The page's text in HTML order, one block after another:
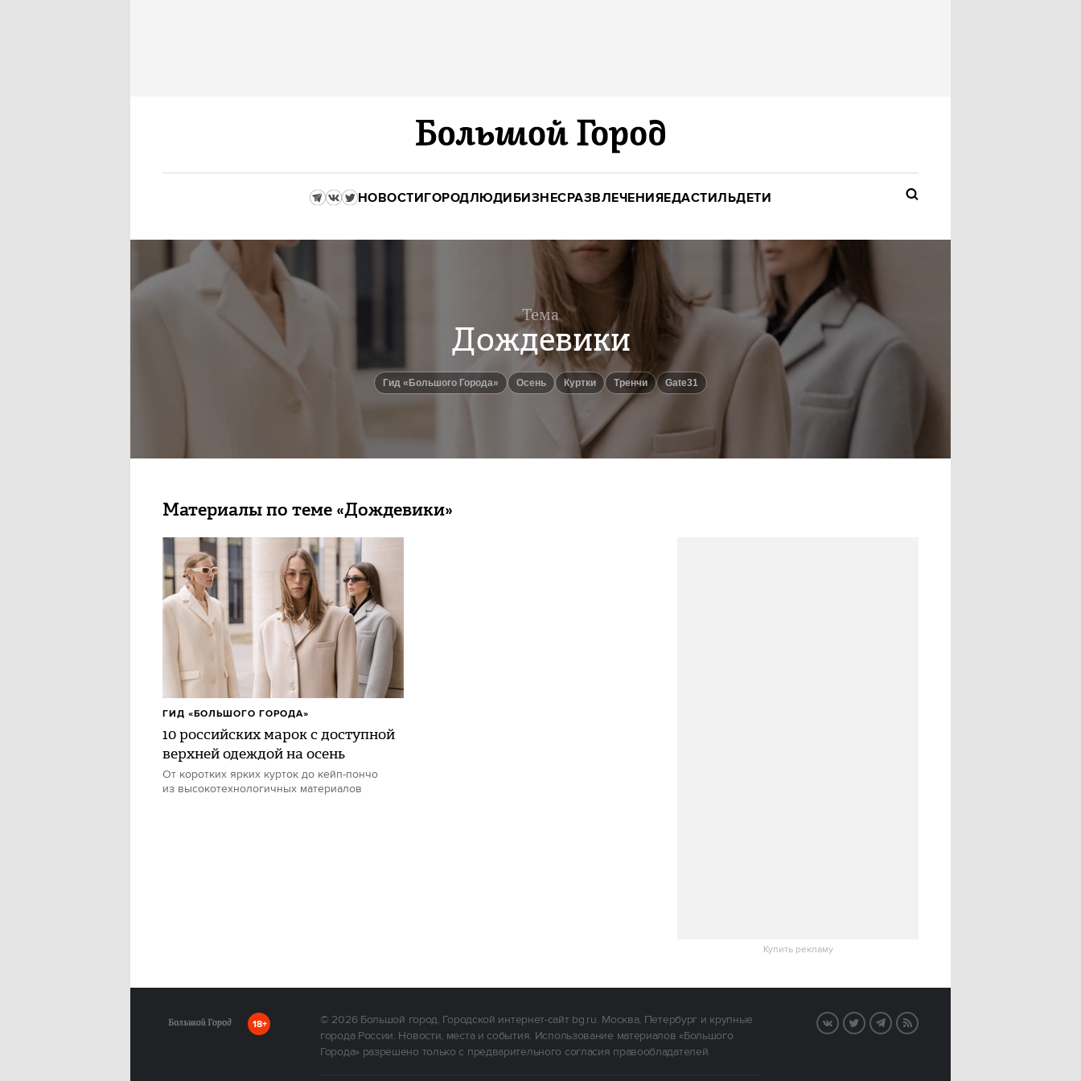
НОВОСТИГОРОДЛЮДИБИЗНЕСРАЗВЛЕЧЕНИЯЕДАСТИЛЬДЕТИ
Тема
Дождевики
Гид «Большого Города» Осень Куртки Тренчи Gate31
Материалы по теме «Дождевики»
Купить рекламу
10 российских марок с доступной
верхней одеждой на осень
От коротких ярких курток до кейп-пончо
из высокотехнологичных материалов
ГИД «БОЛЬШОГО ГОРОДА»
18+ © 2026Большой город. Городской интернет-сайт bg.ru. Москва, Петербург и крупные
города России. Новости, места и события. Использование материалов «Большого
Города» разрешено только с предварительного согласия правообладателей.
VK TwitterTelegram
RSS